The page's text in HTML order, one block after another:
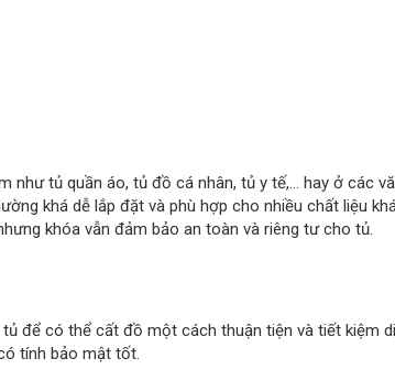
như tủ quần áo, tủ đồ cá nhân, tủ y tế,… hay ở các
khá dễ lắp đặt và phù hợp cho nhiều chất liệu
khóa vẫn đảm bảo an toàn và riêng tư cho tủ.
để có thể cất đồ một cách thuận tiện và tiết kiệm
tính bảo mật tốt.